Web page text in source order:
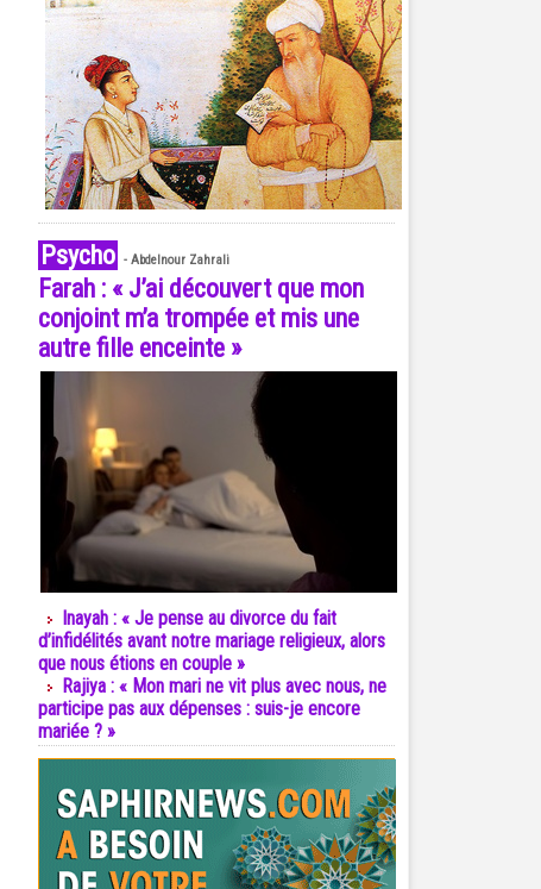
Psycho - Abdelnour Zahrali
Farah : « J’ai découvert que mon
conjoint m’a trompée et mis une
autre fille enceinte »
Inayah : « Je pense au divorce du fait
d’infidélités avant notre mariage religieux, alors
que nous étions en couple »
Rajiya : « Mon mari ne vit plus avec nous, ne
participe pas aux dépenses : suis-je encore
mariée ? »